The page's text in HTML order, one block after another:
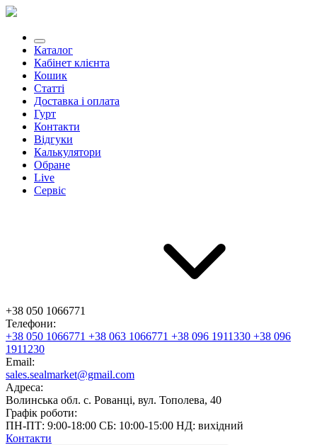
Каталог
Кабінет клієнта
Кошик
Статті
Доставка і оплата
Гурт
Контакти
Відгуки
Калькулятори
Обране
Live
Сервіс
+38 050 1066771
Телефони:
+38 050 1066771 +38 063 1066771 +38 096 1911330 +38 096
1911230
Email:
sales.sealmarket@gmail.com
Адреса:
Волинська обл. с. Рованці, вул. Тополева, 40
Графік роботи:
ПН-ПТ: 9:00-18:00 СБ: 10:00-15:00 НД: вихідний
Контакти